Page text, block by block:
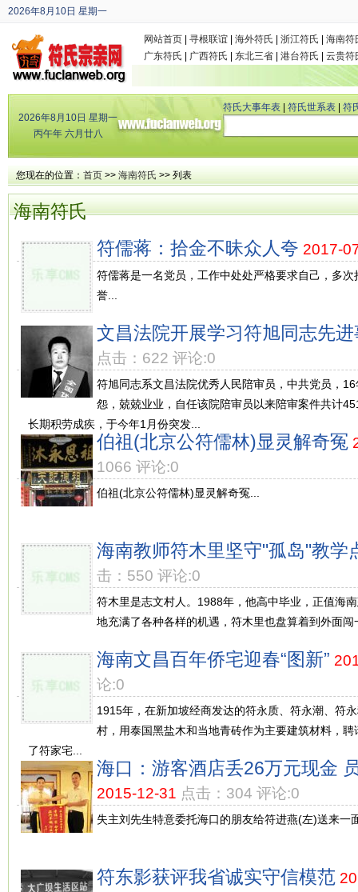
2026年8月10日 星期一
丙午年 六月廿八 网站首页 寻根联谊 海外符氏 浙江符氏
海南符
广东符氏
广西符氏 东北三省 港台符氏 云贵符
2026年8月10日 星期一
丙午年 六月廿八
符氏大事年表 符氏世系表 符
您现在的位置： 首页 >> 海南符氏 >> 列表
海南符氏
符儒蒋：拾金不昧众人夸 2017-
符儒蒋是一名党员，工作中处处严格要求自己，多
誉...
文昌法院开展学习符旭同志先
点击：622 评论:0
符旭同志系文昌法院优秀人民陪审员，中共党员，
怨，兢兢业业，自任该院陪审员以来陪审案件共计
长期积劳成疾，于今年1月份突发...
伯祖(北京公符儒林)显灵解奇冤
1066 评论:0
伯祖(北京公符儒林)显灵解奇冤...
海南教师符木里坚守"孤岛"教学
击：550 评论:0
符木里是志文村人。1988年，他高中毕业，正值海
地充满了各种各样的机遇，符木里也盘算着到外面闯
海南文昌百年侨宅迎春“图新”
论:0
1915年，在新加坡经商发达的符永质、符永潮、符
村，用泰国黑盐木和当地青砖作为主要建筑材料，
了符家宅...
海口：游客酒店丢26万元现金
2015-12-31 点击：304 评论:0
失主刘先生特意委托海口的朋友给符进燕(左)送来一
符东影获评我省诚实守信模范